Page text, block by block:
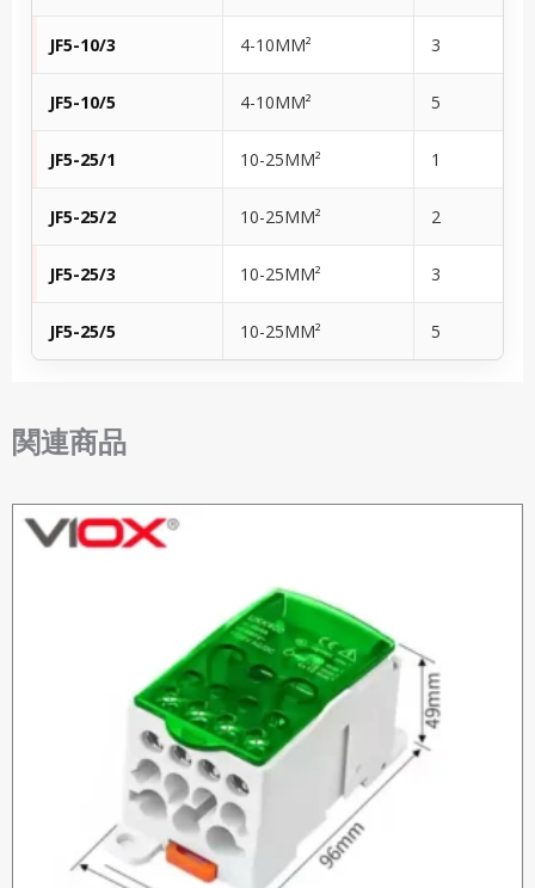
JF5-10/3 4-10MM² 3
JF5-10/5 4-10MM² 5
JF5-25/1 10-25MM² 1
JF5-25/2 10-25MM² 2
JF5-25/3 10-25MM² 3
JF5-25/5 10-25MM² 5
関連商品